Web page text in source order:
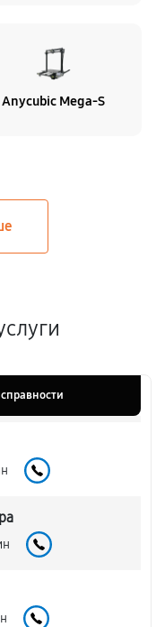
Anycubic Mega-S